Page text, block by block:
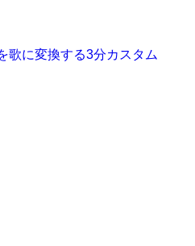
歌に変換する3分カスタム